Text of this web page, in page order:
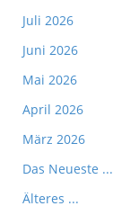
Juli 2026
Juni 2026
Mai 2026
April 2026
März 2026
Das Neueste ...
Älteres ...